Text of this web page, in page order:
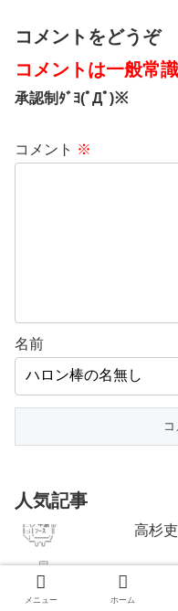
コメントをどうぞ
コメントは一般常
承認制ﾀﾞﾖ(ﾟДﾟ)※
コメント ※
名前
人気記事
高杉
メニュー ホーム